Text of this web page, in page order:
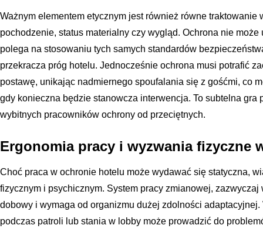
Ważnym elementem etycznym jest również równe
pochodzenie, status materialny czy wygląd. Ochrona nie
polega na stosowaniu tych samych standardów
przekracza próg hotelu. Jednocześnie ochrona musi potrafić
postawę, unikając nadmiernego spoufalania się z gośćmi, co
gdy konieczna będzie stanowcza interwencja. To subtelna gra
wybitnych pracowników ochrony od przeciętnych.
Ergonomia pracy i wyzwania fizyczne
Choć praca w ochronie hotelu może wydawać się statyczna,
fizycznym i psychicznym. System pracy zmianowej,
dobowy i wymaga od organizmu dużej zdolności
podczas patroli lub stania w lobby może prowadzić do